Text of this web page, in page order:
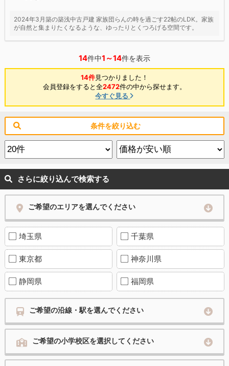
2024年3月築の築浅中古戸建 家族団らんの時を過ごす22帖のLDK。家族
が自然と集まりたくなるような、ゆったりとくつろげる空間です。
14件中1～14件を表示
14件見つかりました！
会員登録をすると全2472件の中から探せます。
今すぐ見る
条件を絞り込む
さらに絞り込んで検索する
ご希望のエリアを選んでください
埼玉県 千葉県
東京都 神奈川県
静岡県 福岡県
ご希望の沿線・駅を選んでください
ご希望の小学校区を選択してください